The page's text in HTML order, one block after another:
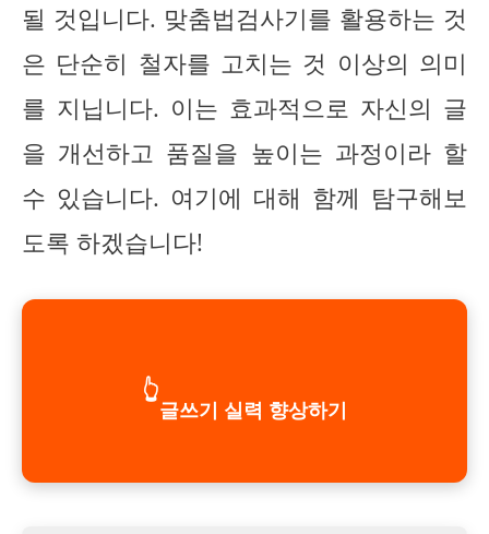
될 것입니다. 맞춤법검사기를 활용하는 것
은 단순히 철자를 고치는 것 이상의 의미
를 지닙니다. 이는 효과적으로 자신의 글
을 개선하고 품질을 높이는 과정이라 할
수 있습니다. 여기에 대해 함께 탐구해보
도록 하겠습니다!
👆
글쓰기 실력 향상하기